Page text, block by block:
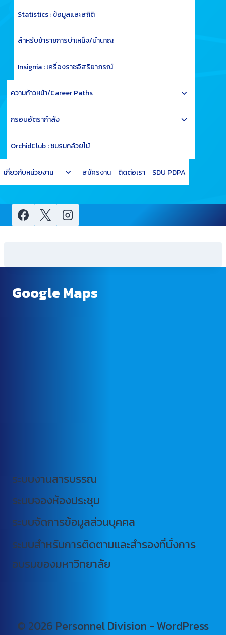
Statistics : ข้อมูลและสถิติ
สำหรับข้าราชการบำเหน็จ/บำนาญ
Insignia : เครื่องราชอิสริยาภรณ์
ความก้าวหน้า/Career Paths
Toggle
menu
กรอบอัตรากำลัง
Toggle
OrchidClub : ชมรมกล้วยไม้
เกี่ยวกับหน่วยงาน
Toggle
child
สมัครงาน ติดต่อเรา SDU PDPA
Google Maps
ระบบงานสารบรรณ
ระบบจองห้องประชุม
ระบบจัดการข้อมูลส่วนบุคคล
ระบบสำหรับการติดตามและสำรองที่นั่งการ
อบรมของมหาวิทยาลัย
© 2026 Personnel Division - WordPress